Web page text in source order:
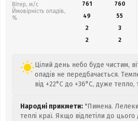
Вітер, м/с
Ймовірність опадів,
%
761
760
49
55
2
3
2
2
Цілий день небо буде чистим,
опадів не передбачається.
від +22°C до +36°C, дуже тепло,
Народні прикмети: "Пимена. Лелеки
теплі краї. Якщо відлетіли до